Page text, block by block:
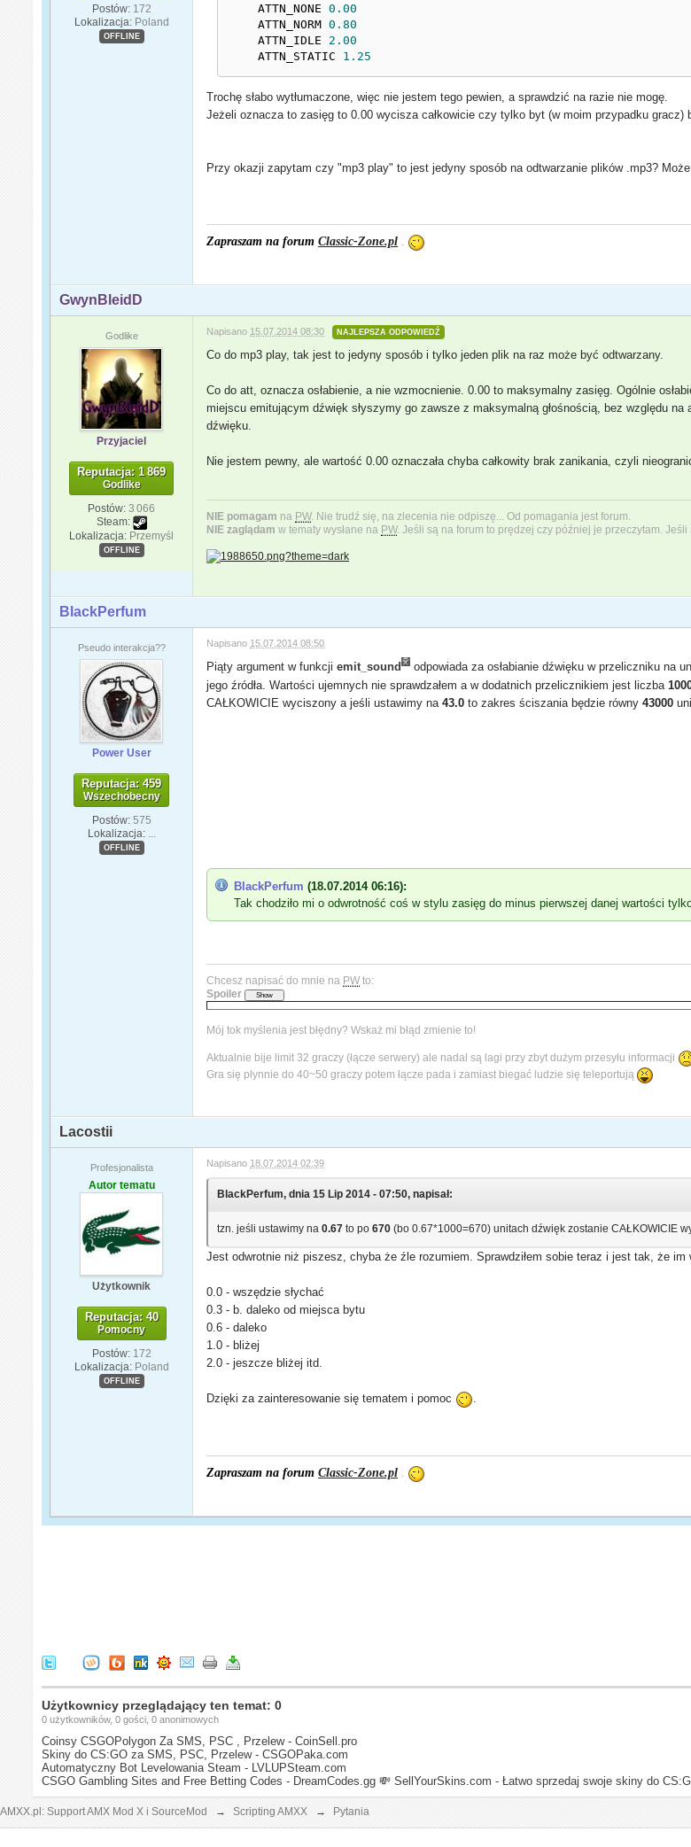
Postów: 172
Lokalizacja: Poland
OFFLINE
    ATTN_NONE
0.00
    ATTN_NORM
0.80
    ATTN_IDLE
2.00
    ATTN_STATIC
1.25
Trochę słabo wytłumaczone, więc nie jestem tego pewien, a sprawdzić na razie nie mogę.
Jeżeli oznacza to zasięg to 0.00 wycisza całkowicie czy tylko byt (w moim przypadku gracz)
Przy okazji zapytam czy "mp3 play" to jest jedyny sposób na odtwarzanie plików .mp3?
Zapraszam na forum Classic-Zone.pl
GwynBleidD
Godlike
Przyjaciel
Reputacja: 1 869
Godlike
Postów: 3 066
Steam:
Lokalizacja: Przemyśl
OFFLINE
Napisano 15.07.2014 08:30 NAJLEPSZA ODPOWIEDŹ
Co do mp3 play, tak jest to jedyny sposób i tylko jeden plik na raz może być odtwarzany.
Co do att, oznacza osłabienie, a nie wzmocnienie. 0.00 to maksymalny zasięg. Ogólnie
miejscu emitującym dźwięk słyszymy go zawsze z maksymalną głośnością, bez względu
dźwięku.
Nie jestem pewny, ale wartość 0.00 oznaczała chyba całkowity brak zanikania, czyli
NIE pomagam na PW. Nie trudź się, na zlecenia nie odpiszę... Od pomagania jest forum.
NIE zaglądam w tematy wysłane na PW. Jeśli są na forum to prędzej czy później je przeczytam. Jeśli
BlackPerfum
Pseudo interakcja??
Power User
Reputacja: 459
Wszechobecny
Postów: 575
Lokalizacja: ...
OFFLINE
Napisano 15.07.2014 08:50
Piąty argument w funkcjiemit_sound odpowiada za osłabianie dźwięku w przeliczniku na
jego źródła. Wartości ujemnych nie sprawdzałem a w dodatnich przelicznikiem jest liczba
CAŁKOWICIE wyciszony a jeśli ustawimy na43.0 to zakres ściszania będzie równy43000
BlackPerfum (18.07.2014 06:16):
Tak chodziło mi o odwrotność coś w stylu zasięg do minus pierwszej danej wartości
Chcesz napisać do mnie na PW to:
Spoiler
Mój tok myślenia jest błędny? Wskaż mi błąd zmienie to!
Aktualnie bije limit 32 graczy (łącze serwery) ale nadal są lagi przy zbyt dużym przesyłu informacji
Gra się płynnie do 40~50 graczy potem łącze pada i zamiast biegać ludzie się teleportują
Lacostii
Profesjonalista
Autor tematu
Użytkownik
Reputacja: 40
Pomocny
Postów: 172
Lokalizacja: Poland
OFFLINE
Napisano 18.07.2014 02:39
BlackPerfum, dnia 15 Lip 2014 - 07:50, napisał:
tzn. jeśli ustawimy na0.67 to po670 (bo 0.67*1000=670) unitach dźwięk zostanie CAŁKOWICIE
Jest odwrotnie niż piszesz, chyba że źle rozumiem. Sprawdziłem sobie teraz i jest tak, że
0.0 - wszędzie słychać
0.3 - b. daleko od miejsca bytu
0.6 - daleko
1.0 - bliżej
2.0 - jeszcze bliżej itd.
Dzięki za zainteresowanie się tematem i pomoc .
Zapraszam na forum Classic-Zone.pl .
Użytkownicy przeglądający ten temat: 0
0 użytkowników, 0 gości, 0 anonimowych
Coinsy CSGOPolygon Za SMS, PSC , Przelew - CoinSell.pro
Skiny do CS:GO za SMS, PSC, Przelew - CSGOPaka.com
Automatyczny Bot Levelowania Steam - LVLUPSteam.com
CSGO Gambling Sites and Free Betting Codes - DreamCodes.gg 💸 SellYourSkins.com - Łatwo sprzedaj swoje skiny do
AMXX.pl: Support AMX Mod X i SourceMod → Scripting AMXX → Pytania